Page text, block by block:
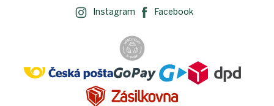
Instagram Facebook